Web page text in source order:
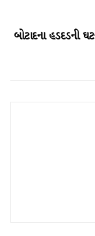
બોટાદના હડદડની